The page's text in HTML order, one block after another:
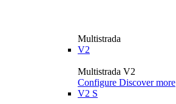
Multistrada
V2
Multistrada V2
Configure Discover more
V2 S